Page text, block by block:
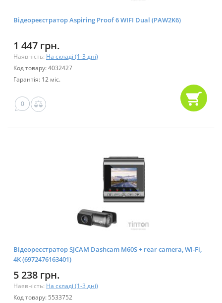
Відеореєстратор Aspiring Proof 6 WIFI Dual (PAW2K6)
1 447 грн.
Наявність: На складі (1-3 дні)
Код товару: 4032427
Гарантія: 12 міс.
0
Відеореєстратор SJCAM Dashcam M60S + rear camera, Wi-Fi,
4K (6972476163401)
5 238 грн.
Наявність: На складі (1-3 дні)
Код товару: 5533752